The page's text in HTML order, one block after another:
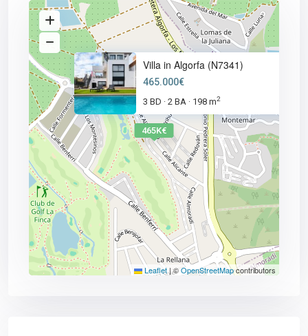
465K€
Villa in Algorfa (N7341)
465.000€
3 BD · 2 BA · 198 m2
Leaflet |©OpenStreetMapcontributors